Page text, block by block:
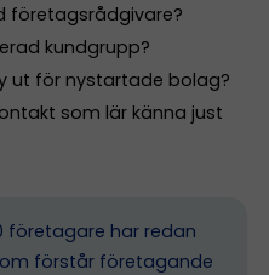
företagsrådgivare?
kundgrupp?
ut för nystartade bolag?
som lär känna just
företagare har redan
förstår företagande